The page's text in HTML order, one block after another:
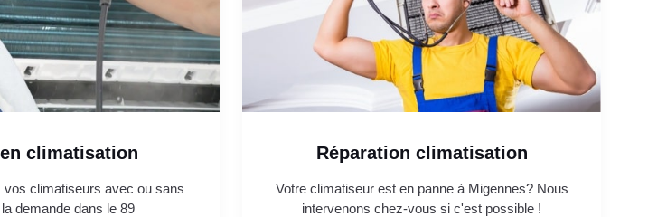
climatisation
vos climatiseurs avec ou sans
demande dans le 89
Réparation climatisation
Votre climatiseur est en panne à Migennes? Nous
intervenons chez-vous si c'est possible !